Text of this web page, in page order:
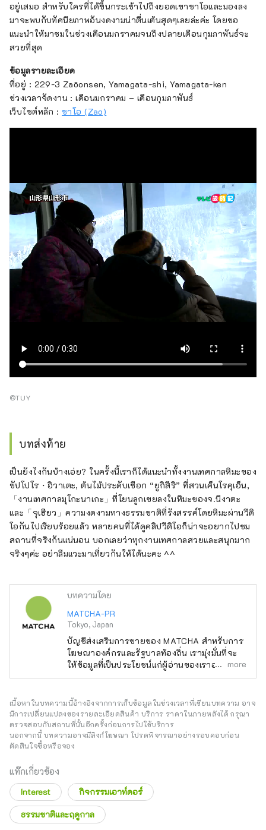
อยู่เสมอ สำหรับใครที่ได้ขึ้นกระเช้าไปถึงยอดเขาซาโอและมองลง
มาจะพบกับทัศนียภาพอันงดงามน่าตื่นเต้นสุดๆเลยล่ะค่ะ โดยขอ
แนะนำให้มาชมในช่วงเดือนมกราคมจนถึงปลายเดือนกุมภาพันธ์จะ
สวยที่สุด
ข้อมูลรายละเอียด
ที่อยู่ : 229-3 Zaōonsen, Yamagata-shi, Yamagata-ken
ช่วงเวลาจัดงาน : เดือนมกราคม – เดือนกุมภาพันธ์
เว็บไซต์หลัก :ซาโอ (Zao)
©TUY
บทส่งท้าย
เป็นยังไงกันบ้างเอ่ย? ในครั้งนี้เราก็ได้แนะนำทั้งงานเทศกาลหิมะของ
ซัปโปโร・อิวาเตะ, ต้นไม้ประดับเชือก “ยูกิสึริ” ที่สวนเค็นโรคุเอ็น,
「งานเทศกาลมุโกะนาเกะ」ที่โยนลูกเขยลงในหิมะของจ.นีงาตะ
และ「จุเฮียว」ความงดงามทางธรรมชาติที่รังสรรค์โดยหิมะผ่านวีดิ
โอกันไปเรียบร้อยแล้ว หลายคนที่ได้ดูคลิปวีดิโอก็น่าจะอยากไปชม
สถานที่จริงกันแน่นอน บอกเลยว่าทุกงานเทศกาลสวยและสนุกมาก
จริงๆค่ะ อย่าลืมแวะมาเที่ยวกันให้ได้นะคะ ^^
บทความโดย
MATCHA-PR
Tokyo, Japan
บัญชีส่งเสริมการขายของ MATCHA สำหรับการ
โฆษณาองค์กรและรัฐบาลท้องถิ่น เรามุ่งมั่นที่จะ
ให้ข้อมูลที่เป็นประโยชน์แก่ผู้อ่านของเราอย่าง
สนุกสนาน
more
เนื้อหาในบทความนี้อ้างอิงจากการเก็บข้อมูลในช่วงเวลาที่เขียนบทความ อาจ
มีการเปลี่ยนแปลงของรายละเอียดสินค้า บริการ ราคาในภายหลังได้ กรุณา
ตรวจสอบกับสถานที่นั้นอีกครั้งก่อนการไปใช้บริการ
นอกจากนี้ บทความอาจมีลิงก์โฆษณา โปรดพิจารณาอย่างรอบคอบก่อน
ตัดสินใจซื้อหรือจอง
แท๊กเกี่ยวข้อง
Interest
กิจกรรมเอาท์ดอร์
ธรรมชาติและฤดูกาล